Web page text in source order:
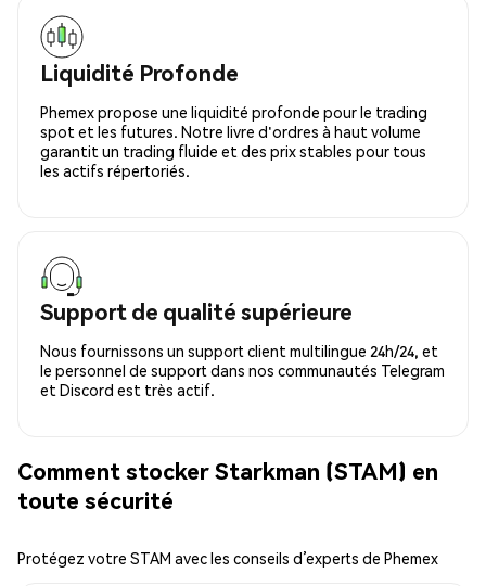
Liquidité Profonde
Phemex propose une liquidité profonde pour le trading
spot et les futures. Notre livre d'ordres à haut volume
garantit un trading fluide et des prix stables pour tous
les actifs répertoriés.
Support de qualité supérieure
Nous fournissons un support client multilingue 24h/24, et
le personnel de support dans nos communautés Telegram
et Discord est très actif.
Comment stocker Starkman (STAM) en
toute sécurité
Protégez votre STAM avec les conseils d’experts de Phemex